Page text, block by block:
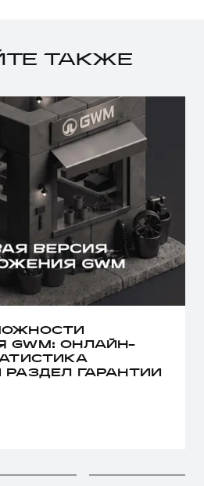
ТАКЖЕ
GWM: ОНЛАЙН-
ГАРАНТИИ